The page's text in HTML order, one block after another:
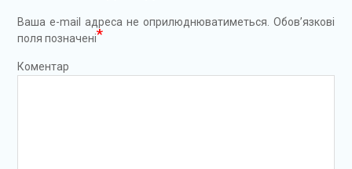
Ваша e-mail адреса не оприлюднюватиметься. Обов’язкові
поля позначені*
Коментар